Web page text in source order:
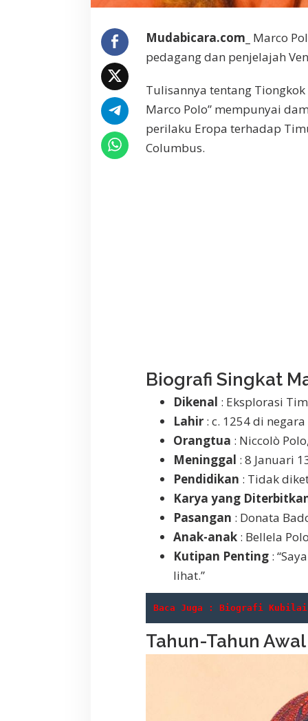
Mudabicara.com_ Marco
pedagang dan penjelajah
Tulisannya tentang
Marco Polo” mempunyai
perilaku Eropa terhadap
Columbus.
Biografi Singkat
Dikenal : Eksplorasi
Lahir: c. 1254 di
Orangtua : Niccolò
Meninggal : 8 Januari
Pendidikan : Tidak
Karya yang
Pasangan : Donata
Anak-anak: Bellela
Kutipan Penting:
lihat.”
Baca Juga : Biografi Kubilai
Tahun-Tahun Awal